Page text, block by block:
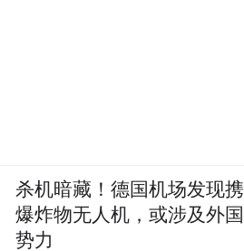
杀机暗藏！德国机场发现携
爆炸物无人机，或涉及外国
势力